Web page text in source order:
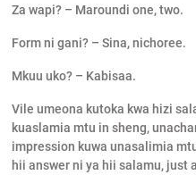
Za wapi? – Maroundi one, two.
Form ni gani? – Sina, nichoree.
Mkuu uko? – Kabisaa.
Vile umeona kutoka kwa hizi
kuaslamia mtu in sheng,
impression kuwa unasalimia
hii answer ni ya hii salamu, just